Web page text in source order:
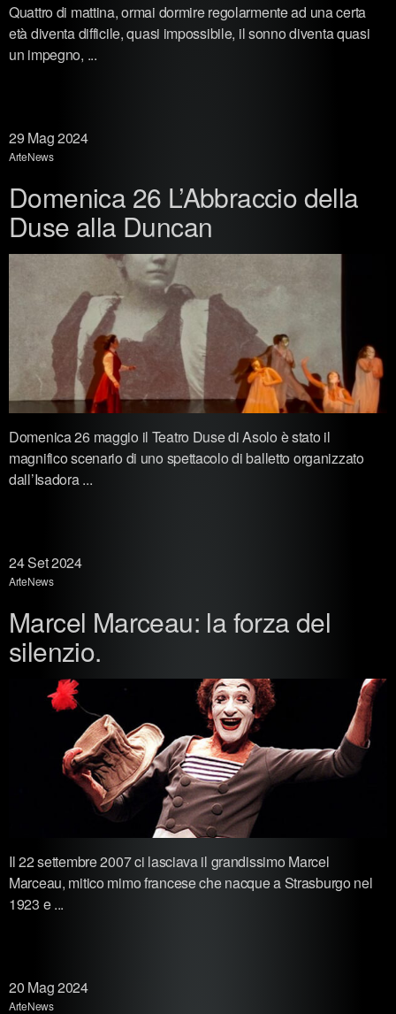
Quattro di mattina, ormai dormire regolarmente ad una certa
età diventa difficile, quasi impossibile, il sonno diventa quasi
un impegno, ...
29 Mag 2024
ArteNews
Domenica 26 L’Abbraccio della
Duse alla Duncan
Domenica 26 maggio il Teatro Duse di Asolo è stato il
magnifico scenario di uno spettacolo di balletto organizzato
dall’Isadora ...
24Set 2024
ArteNews
Marcel Marceau: la forza del
silenzio.
Il 22 settembre 2007 ci lasciava il grandissimo Marcel
Marceau, mitico mimo francese che nacque a Strasburgo nel
1923 e ...
20 Mag 2024
ArteNews